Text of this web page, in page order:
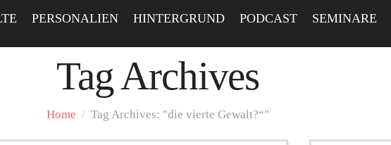
PERSONALIEN HINTERGRUND PODCAST SEMINARE
Tag Archives
Home / Tag Archives: "die vierte Gewalt?“"